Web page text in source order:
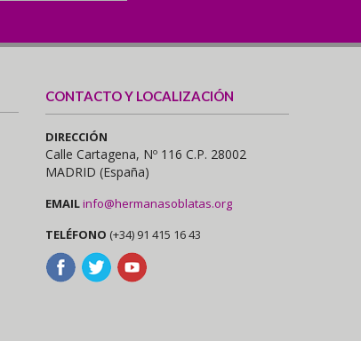
CONTACTO Y LOCALIZACIÓN
DIRECCIÓN
Calle Cartagena, Nº 116 C.P. 28002
MADRID (España)
EMAILinfo@hermanasoblatas.org
TELÉFONO (+34) 91 415 16 43